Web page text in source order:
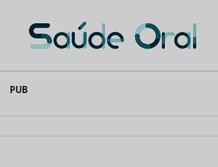
to
content
Saúde Oral
PUB